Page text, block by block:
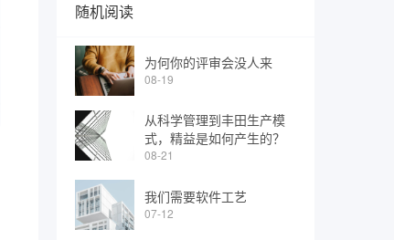
随机阅读
为何你的评审会没人来
08-19
从科学管理到丰田生产模
式，精益是如何产生的？
08-21
我们需要软件工艺
07-12